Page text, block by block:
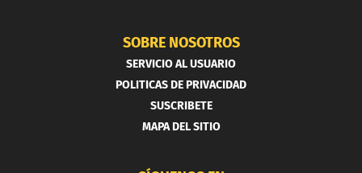
SOBRE NOSOTROS
SERVICIO AL USUARIO
POLITICAS DE PRIVACIDAD
SUSCRIBETE
MAPA DEL SITIO